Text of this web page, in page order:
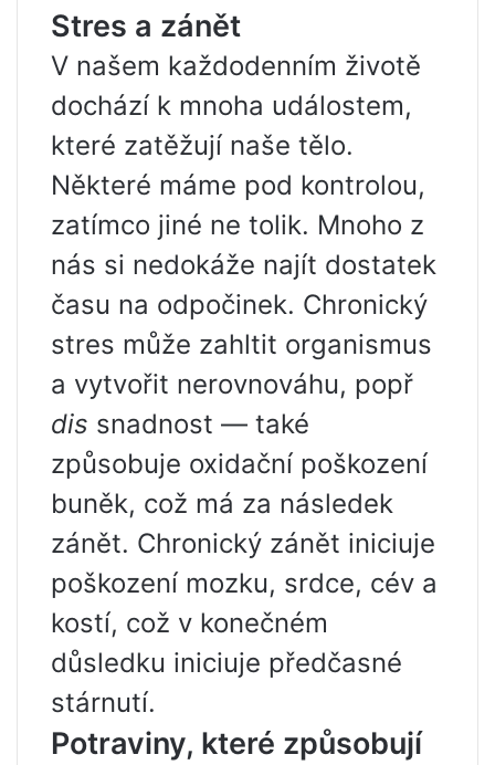
Stres a zánět
V našem každodenním životě
dochází k mnoha událostem,
které zatěžují naše tělo.
Některé máme pod kontrolou,
zatímco jiné ne tolik. Mnoho z
nás si nedokáže najít dostatek
času na odpočinek. Chronický
stres může zahltit organismus
a vytvořit nerovnováhu, popř
dis snadnost — také
způsobuje oxidační poškození
buněk, což má za následek
zánět. Chronický zánět iniciuje
poškození mozku, srdce, cév a
kostí, což v konečném
důsledku iniciuje předčasné
stárnutí.
Potraviny, které způsobují